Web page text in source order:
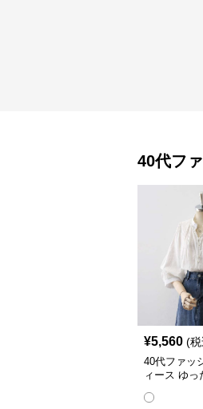
40代フ
¥5,560 (
40代ファッ
ィース ゆっ
ス